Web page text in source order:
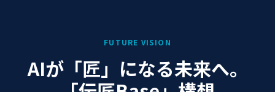
FUTURE VISION
AIが「匠」になる未来へ。